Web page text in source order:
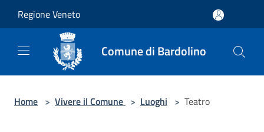
Regione Veneto
Comune di Bardolino
Home > Vivere il Comune > Luoghi > Teatro